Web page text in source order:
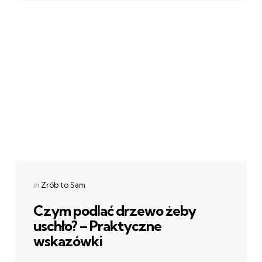
Categories
Posted
in Zrób to Sam
Czym podlać drzewo żeby
uschło? – Praktyczne
wskazówki